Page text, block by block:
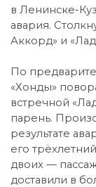
в Ленинске-
авария.
Аккорд» и
По
«Хонды»
встречной
парень.
результате
его
двоих —
доставили в